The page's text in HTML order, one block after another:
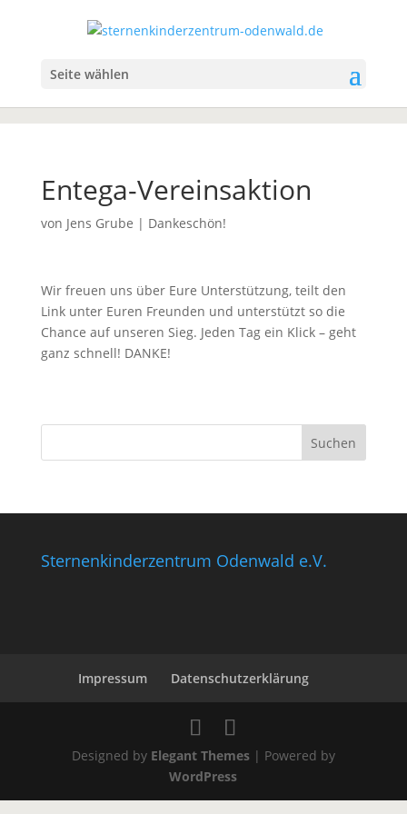
Seite wählen
Entega-Vereinsaktion
von Jens Grube | Dankeschön!
Wir freuen uns über Eure Unterstützung, teilt den
Link unter Euren Freunden und unterstützt so die
Chance auf unseren Sieg. Jeden Tag ein Klick – geht
ganz schnell! DANKE!
Sternenkinderzentrum Odenwald e.V.
Impressum Datenschutzerklärung
Designed by Elegant Themes| Powered by
WordPress